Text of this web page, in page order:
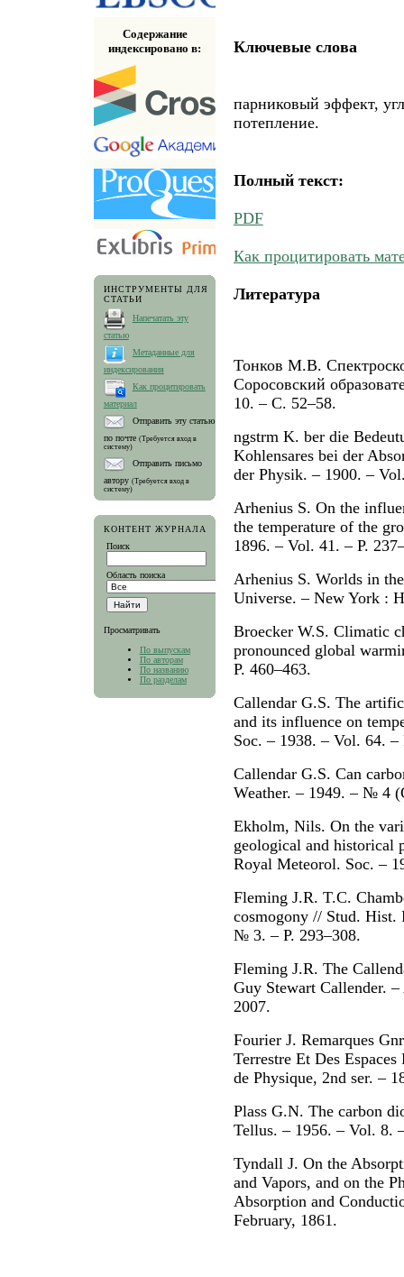
Содержание
индексировано в:
ИНСТРУМЕНТЫ ДЛЯ
СТАТЬИ
Напечатать эту
статью
Метаданные для
индексирования
Как процитировать
материал
Отправить эту статью
по почте (Требуется вход в
систему)
Отправить письмо
автору (Требуется вход в
систему)
КОНТЕНТ ЖУРНАЛА
Поиск
Область поиска
Просматривать
По выпускам
По авторам
По названию
По разделам
Ключевые слова
парниковый эффект,
потепление.
Полный текст:
PDF
Как процитировать
Литература
Тонков М.В.
Cоросовский
10. – С. 52–58.
ngstrm K. ber die
Kohlensares bei der
der Physik. – 1900. –
Arhenius S. On the
the temperature of the
1896. – Vol. 41. – P.
Arhenius S. Worlds in
Universe. – New York :
Broecker W.S. Climatic
pronounced global
P. 460–463.
Callendar G.S. The
and its influence on
Soc. – 1938. – Vol. 64. –
Callendar G.S. Can
Weather. – 1949. – № 4
Ekholm, Nils. On the
geological and historical
Royal Meteorol. Soc. –
Fleming J.R. T.C.
cosmogony // Stud.
№ 3. – P. 293–308.
Fleming J.R. The
Guy Stewart Callender.
2007.
Fourier J. Remarques
Terrestre Et Des
de Physique, 2nd ser. –
Plass G.N. The carbon
Tellus. – 1956. – Vol. 8.
Tyndall J. On the
and Vapors, and on the
Absorption and
February, 1861.